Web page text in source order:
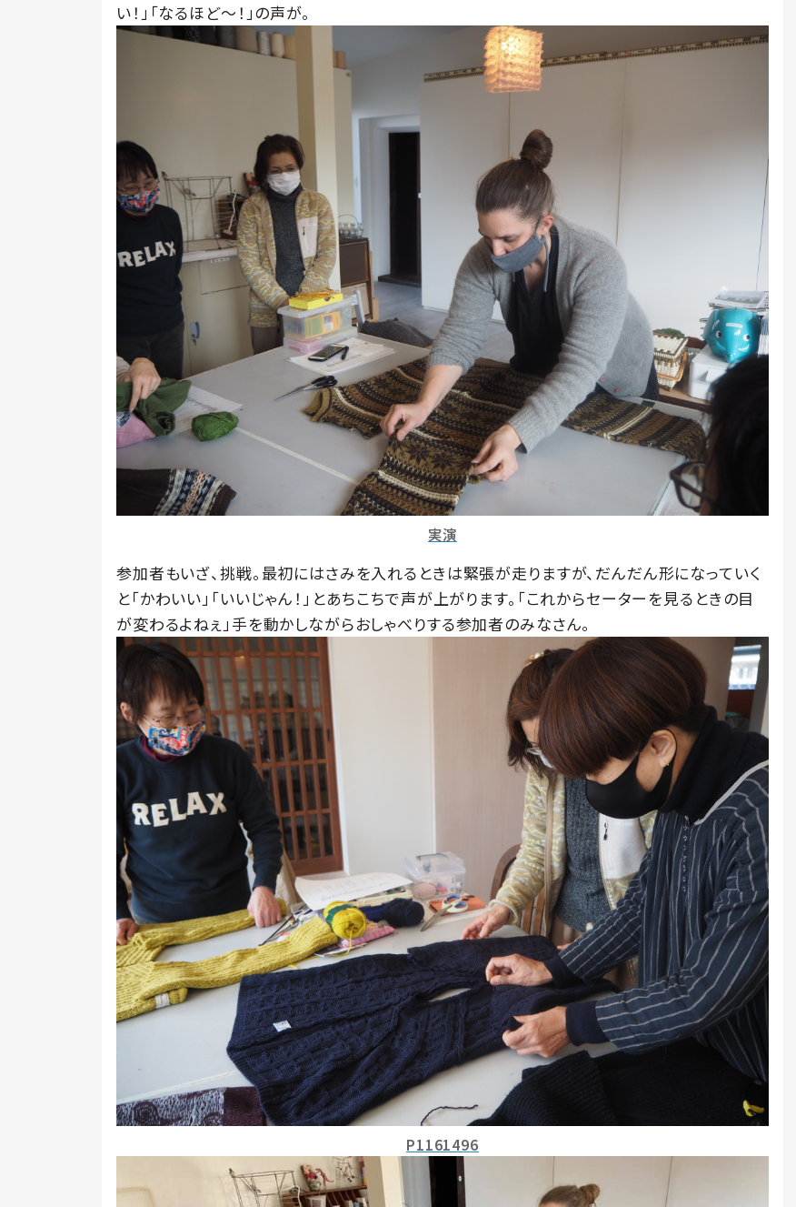
い！」「なるほど〜！」の声が。
実演
参加者もいざ、挑戦。最初にはさみを入れるときは緊張が走りますが、だんだん形になっていく
と「かわいい」「いいじゃん！」とあちこちで声が上がります。「これからセーターを見るときの目
が変わるよねぇ」手を動かしながらおしゃべりする参加者のみなさん。
P1161496